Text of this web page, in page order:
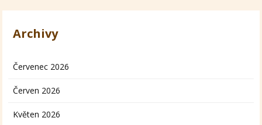
Archivy
Červenec 2026
Červen 2026
Květen 2026